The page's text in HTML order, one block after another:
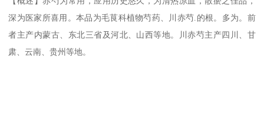
深为医家所喜用。本品为毛茛科植物芍药、川赤芍.的根。多为。前
者主产内蒙古、东北三省及河北、山西等地。川赤芍主产四川、甘
肃、云南、贵州等地。